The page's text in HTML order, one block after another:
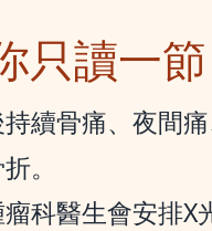
只讀一
續骨痛、夜間
。
科醫生會安排X